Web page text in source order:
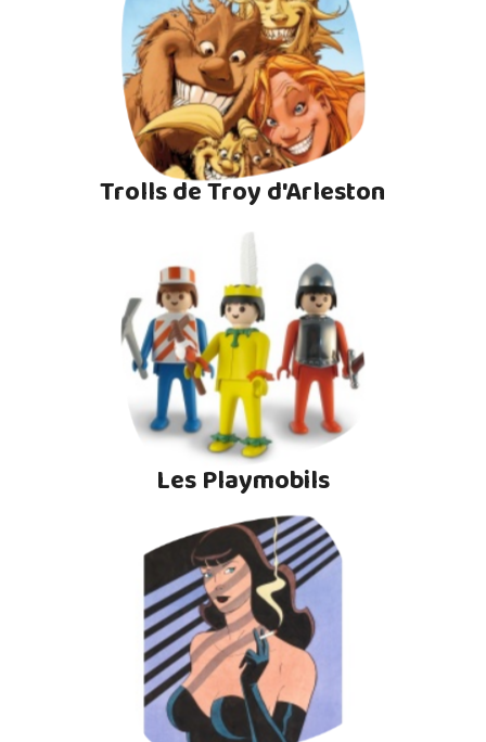
Trolls de Troy d'Arleston
Les Playmobils